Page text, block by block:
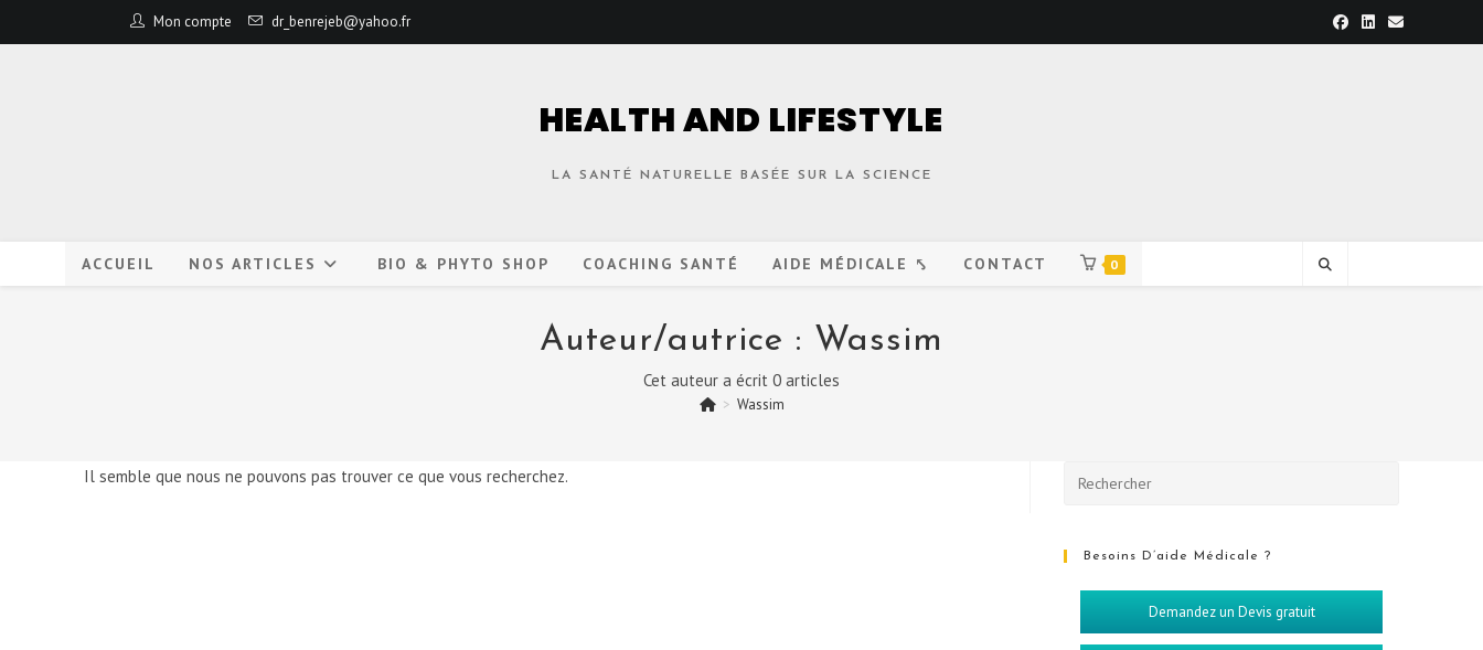
Mon compte dr_benrejeb@yahoo.fr
HEALTH AND LIFESTYLE
LA SANTÉ NATURELLE BASÉE SUR LA SCIENCE
ACCUEIL NOS ARTICLES BIO & PHYTO SHOP COACHING SANTÉ AIDE MÉDICALE ⤣ CONTACT 0
Auteur/autrice : Wassim
Cet auteur a écrit 0 articles
> Wassim
Besoins D’aide Médicale ?
Demandez un Devis gratuit
Il semble que nous ne pouvons pas trouver ce que vous recherchez.